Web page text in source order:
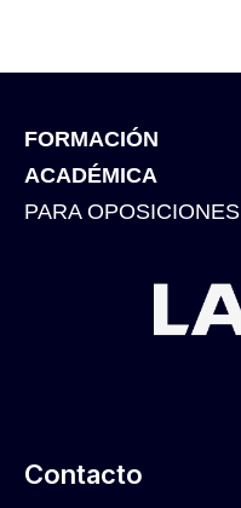
FORMACIÓN
ACADÉMICA
PARA OPOSICIONES
Contacto